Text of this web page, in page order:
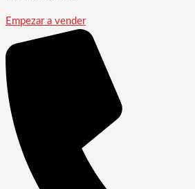
Empezar a vender